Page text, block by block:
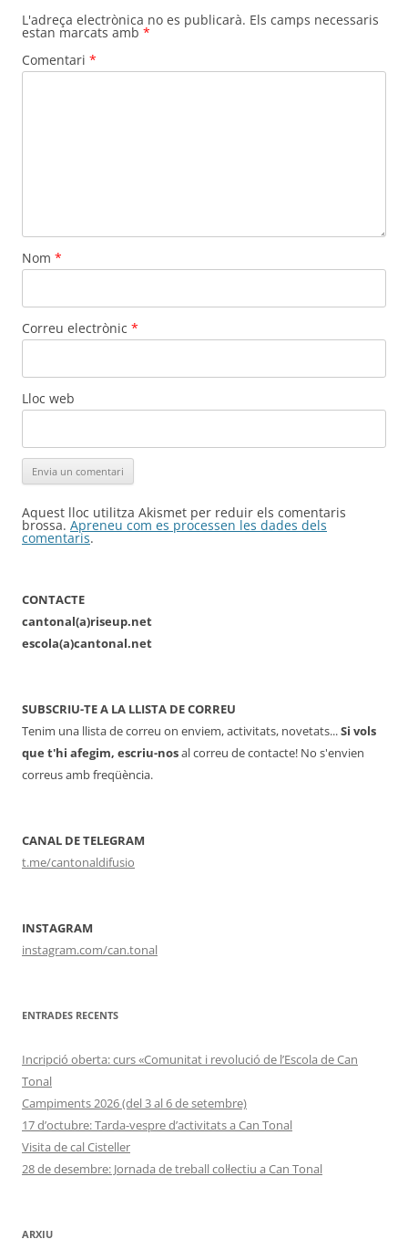
L'adreça electrònica no es publicarà. Els camps necessaris
estan marcats amb *
Comentari *
Nom *
Correu electrònic *
Lloc web
Aquest lloc utilitza Akismet per reduir els comentaris
brossa. Apreneu com es processen les dades dels
comentaris.
CONTACTE
cantonal(a)riseup.net
escola(a)cantonal.net
SUBSCRIU-TE A LA LLISTA DE CORREU
Tenim una llista de correu on enviem, activitats, novetats...Si vols
que t'hi afegim, escriu-nosal correu de contacte! No s'envien
correus amb freqüència.
CANAL DE TELEGRAM
t.me/cantonaldifusio
INSTAGRAM
instagram.com/can.tonal
ENTRADES RECENTS
Incripció oberta: curs «Comunitat i revolució de l’Escola de Can
Tonal
Campiments 2026 (del 3 al 6 de setembre)
17 d’octubre: Tarda-vespre d’activitats a Can Tonal
Visita de cal Cisteller
28 de desembre: Jornada de treball col·lectiu a Can Tonal
ARXIU